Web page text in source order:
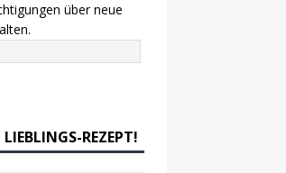
über neue
REZEPT!